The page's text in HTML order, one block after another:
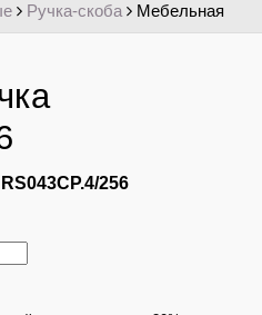
Ручка-скоба
Мебельная
256